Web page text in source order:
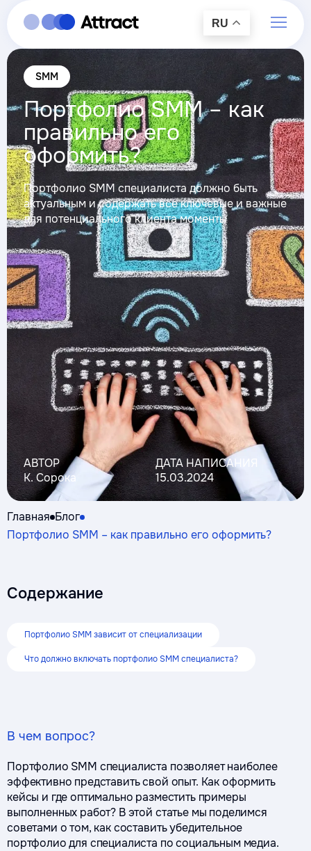
RU
SMM
Портфолио SMM – как
правильно его
оформить?
Портфолио SMM специалиста должно быть
актуальным и содержать все ключевые и важные
для потенциального клиента моменты
АВТОР
К. Сорока
ДАТА НАПИСАНИЯ
15.03.2024
Главная Блог
Портфолио SMM – как правильно его оформить?
Содержание
Портфолио SMM зависит от специализации
Что должно включать портфолио SMM специалиста?
В чем вопрос?
Портфолио SMM специалиста позволяет наиболее
эффективно представить свой опыт. Как оформить
кейсы и где оптимально разместить примеры
выполненных работ? В этой статье мы поделимся
советами о том, как составить убедительное
портфолио для специалиста по социальным медиа.